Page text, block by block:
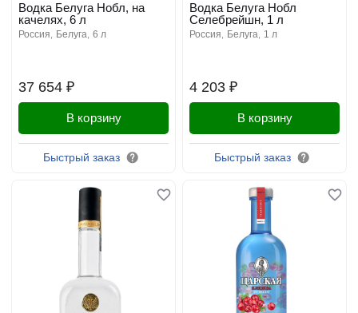
37 654 ₽
Водка Белуга Нобл, на
качелях, 6 л
россия белуга 6 л
В корзину
Быстрый заказ
4 203 ₽
Водка Белуга Нобл
Селебрейшн, 1 л
россия белуга 1 л
В корзину
Быстрый заказ